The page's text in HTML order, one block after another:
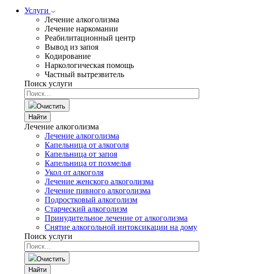
Услуги
Лечение алкоголизма
Лечение наркомании
Реабилитационный центр
Вывод из запоя
Кодирование
Наркологическая помощь
Частный вытрезвитель
Поиск услуги
Очистить
Найти
Лечение алкоголизма
Лечение алкоголизма
Капельница от алкоголя
Капельница от запоя
Капельница от похмелья
Укол от алкоголя
Лечение женского алкоголизма
Лечение пивного алкоголизма
Подростковый алкоголизм
Старческий алкоголизм
Принудительное лечение от алкоголизма
Снятие алкогольной интоксикации на дому
Поиск услуги
Очистить
Найти